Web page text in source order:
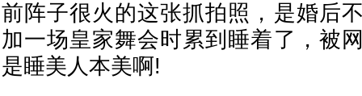
前阵子很火的这张抓拍照，是婚后
加一场皇家舞会时累到睡着了，被
是睡美人本美啊!